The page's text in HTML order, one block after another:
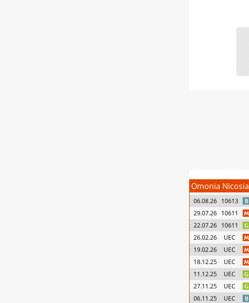
Omonia Nicosia
06.08.26 10613
29.07.26 10611
22.07.26 10611
26.02.26
UEC
19.02.26
UEC
18.12.25
UEC
11.12.25
UEC
27.11.25
UEC
06.11.25
UEC